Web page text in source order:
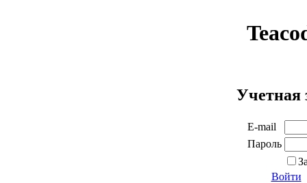
Учетная
E-mail
Пароль
Войти